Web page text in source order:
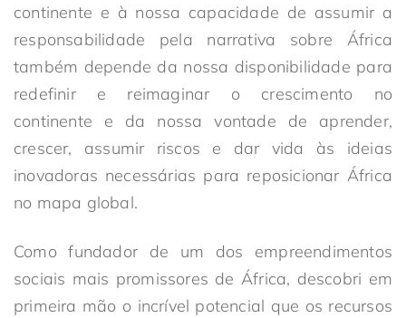
continente e à nossa capacidade de assumir a
responsabilidade pela narrativa sobre África
também depende da nossa disponibilidade para
redefinir e reimaginar o crescimento no
continente e da nossa vontade de aprender,
crescer, assumir riscos e dar vida às ideias
inovadoras necessárias para reposicionar África
no mapa global.
Como fundador de um dos empreendimentos
sociais mais promissores de África, descobri em
primeira mão o incrível potencial que os recursos